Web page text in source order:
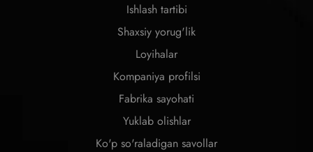
Ishlash tartibi
Shaxsiy yorug'lik
Loyihalar
Kompaniya profilsi
Fabrika sayohati
Yuklab olishlar
Ko'p so'raladigan savollar